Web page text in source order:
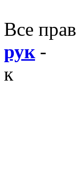
Все
рук -
к